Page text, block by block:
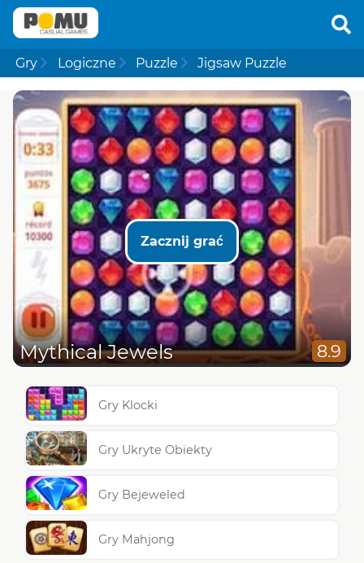
Gry Logiczne Puzzle Jigsaw Puzzle
Zacznij grać
Mythical Jewels 8.9
Gry Klocki
Gry Ukryte Obiekty
Gry Bejeweled
Gry Mahjong